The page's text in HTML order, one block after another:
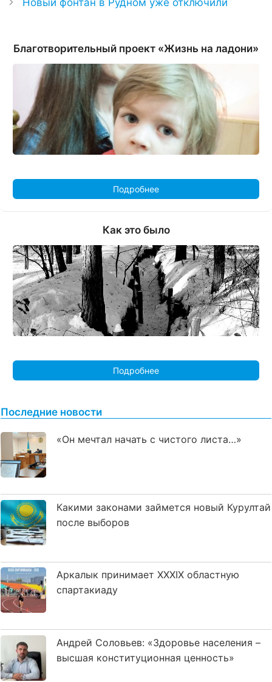
Новый фонтан в Рудном уже отключили
Благотворительный проект «Жизнь на ладони»
Подробнее
Как это было
Подробнее
Последние новости
«Он мечтал начать с чистого листа…»
Какими законами займется новый Курултай
после выборов
Аркалык принимает XXXIX областную
спартакиаду
Андрей Соловьев: «Здоровье населения –
высшая конституционная ценность»